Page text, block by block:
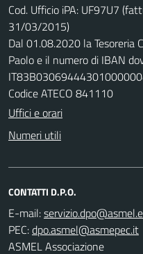
Cod. Ufficio iPA: UF97U7
31/03/2015)
Dal 01.08.2020 la Tesoreria
Paolo e il numero di IBAN
Codice ATECO 841110
Uffici e orari
Numeri utili
CONTATTI D.P.O.
E-mail:
PEC:
ASMEL Associazione